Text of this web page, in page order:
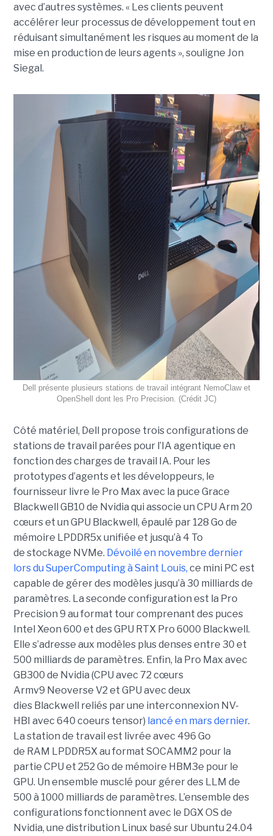
avec d’autres systèmes. « Les clients peuvent
accélérer leur processus de développement tout en
réduisant simultanément les risques au moment de la
mise en production de leurs agents », souligne Jon
Siegal.
Dell présente plusieurs stations de travail intégrant NemoClaw et
OpenShell dont les Pro Precision. (Crédit JC)
Côté matériel, Dell propose trois configurations de
stations de travail parées pour l’IA agentique en
fonction des charges de travail IA. Pour les
prototypes d’agents et les développeurs, le
fournisseur livre le Pro Max avec la puce Grace
Blackwell GB10 de Nvidia qui associe un CPU Arm 20
cœurs et un GPU Blackwell, épaulé par 128 Go de
mémoire LPDDR5x unifiée et jusqu’à 4 To
de stockage NVMe. Dévoilé en novembre dernier
lors du SuperComputing à Saint Louis, ce mini PC est
capable de gérer des modèles jusqu’à 30 milliards de
paramètres. La seconde configuration est la Pro
Precision 9 au format tour comprenant des puces
Intel Xeon 600 et des GPU RTX Pro 6000 Blackwell.
Elle s’adresse aux modèles plus denses entre 30 et
500 milliards de paramètres. Enfin, la Pro Max avec
GB300 de Nvidia (CPU avec 72 cœurs
Armv9 Neoverse V2 et GPU avec deux
dies Blackwell reliés par une interconnexion NV-
HBI avec 640 coeurs tensor) lancé en mars dernier.
La station de travail est livrée avec 496 Go
de RAM LPDDR5X au format SOCAMM2 pour la
partie CPU et 252 Go de mémoire HBM3e pour le
GPU. Un ensemble musclé pour gérer des LLM de
500 à 1000 milliards de paramètres. L’ensemble des
configurations fonctionnent avec le DGX OS de
Nvidia, une distribution Linux basé sur Ubuntu 24.04